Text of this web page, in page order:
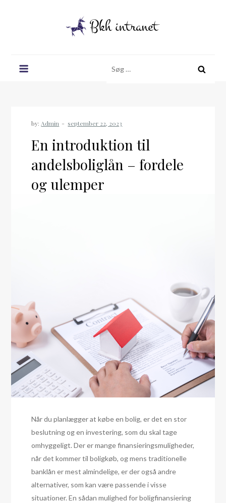
efter:
by: Admin
En introduktion til
andelsboliglån – fordele
og ulemper
Når du planlægger at købe en bolig, er det en stor
beslutning og en investering, som du skal tage
omhyggeligt. Der er mange finansieringsmuligheder,
når det kommer til boligkøb, og mens traditionelle
banklån er mest almindelige, er der også andre
alternativer, som kan være passende i visse
situationer. En sådan mulighed for boligfinansiering